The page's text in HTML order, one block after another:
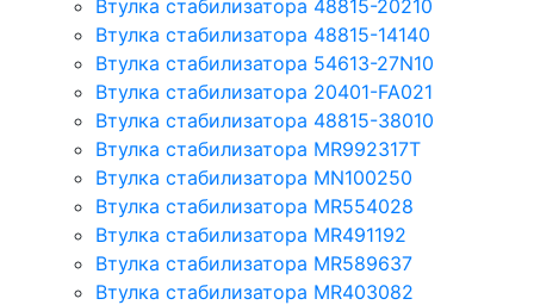
Втулка стабилизатора 48815-20210
Втулка стабилизатора 48815-14140
Втулка стабилизатора 54613-27N10
Втулка стабилизатора 20401-FA021
Втулка стабилизатора 48815-38010
Втулка стабилизатора MR992317T
Втулка стабилизатора MN100250
Втулка стабилизатора MR554028
Втулка стабилизатора MR491192
Втулка стабилизатора MR589637
Втулка стабилизатора MR403082